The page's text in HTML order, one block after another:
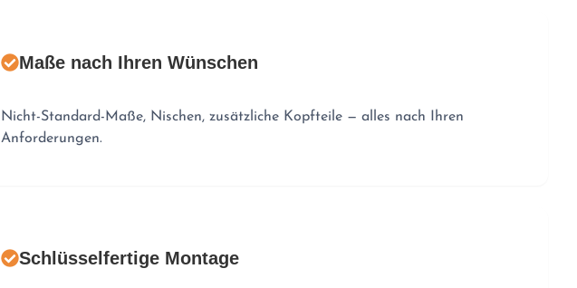
Maße nach Ihren Wünschen
Nicht-Standard-Maße, Nischen, zusätzliche Kopfteile — alles nach Ihren
Anforderungen.
Schlüsselfertige Montage